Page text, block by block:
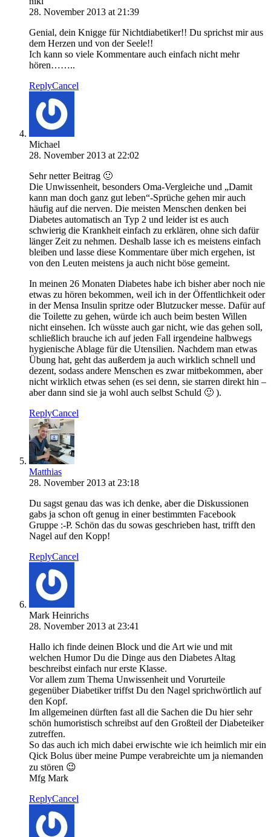
28. November 2013 at 21:39
Genial, dein Knigge für Nichtdiabetiker!! Du sprichst mir aus
dem Herzen und von der Seele!!
Ich kann so viele Kommentare auch einfach nicht mehr
hören……..
ReplyCancel
Michael
28. November 2013 at 22:02
Sehr netter Beitrag 🙂
Die Unwissenheit, besonders Oma-Vergleiche und „Damit
kann man doch ganz gut leben“-Sprüche gehen mir auch
häufig auf die nerven. Die meisten Menschen denken bei
Diabetes automatisch an Typ 2 und leider ist es auch
schwierig die Krankheit einfach zu erklären, ohne sich dafür
länger Zeit zu nehmen. Deshalb lasse ich es meistens einfach
bleiben und lasse diese Kommentare über mich ergehen, ist
von den Leuten meistens ja auch nicht böse gemeint.
In meinen 26 Monaten Diabetes habe ich bisher aber noch nie
etwas zu hören bekommen, weil ich in der Öffentlichkeit oder
in der Mensa Insulin spritze oder Blutzucker messe. Dafür auf
die Toilette zu gehen, würde ich auch beim besten Willen
nicht einsehen. Ich wüsste auch gar nicht, wie das gehen soll,
schließlich brauche ich auf jeden Fall irgendeine halbwegs
hygienische Ablage für die Utensilien. Nachdem man etwas
Übung hat, geht das außerdem ja auch wirklich schnell und
dezent, sodass andere Menschen es zwar mitbekommen, aber
nicht wirklich etwas sehen (es sei denn, sie starren direkt hin –
aber dann sind sie ja wohl auch selbst Schuld 🙂 ).
ReplyCancel
Matthias
28. November 2013 at 23:18
Du sagst genau das was ich denke, aber die Diskussionen
gabs ja schon oft genug in einer bestimmten Facebook
Gruppe :-P. Schön das du sowas geschrieben hast, trifft den
Nagel auf den Kopp!
ReplyCancel
Mark Heinrichs
28. November 2013 at 23:41
Hallo ich finde deinen Block und die Art wie und mit
welchen Humor Du die Dinge aus den Diabetes Altag
beschreibst einfach nur erste Klasse.
Vor allem zum Thema Unwissenheit und Vorurteile
gegenüber Diabetiker triffst Du den Nagel sprichwörtlich auf
den Kopf.
Im allgemeinen dürften fast all die Sachen die Du hier sehr
schön humoristisch schreibst auf den Großteil der Diabeteiker
zutreffen.
So das auch ich mich dabei erwischte wie ich heimlich mir ein
Qick Bolus über meine Pumpe verabreichte um ja niemanden
zu stören 😉
Mfg Mark
ReplyCancel